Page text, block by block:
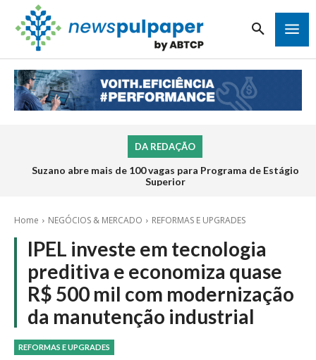
DA REDAÇÃO
Suzano abre mais de 100 vagas para Programa de Estágio
Superior
Home NEGÓCIOS & MERCADO REFORMAS E UPGRADES
IPEL investe em tecnologia
preditiva e economiza quase
R$ 500 mil com modernização
da manutenção industrial
REFORMAS E UPGRADES